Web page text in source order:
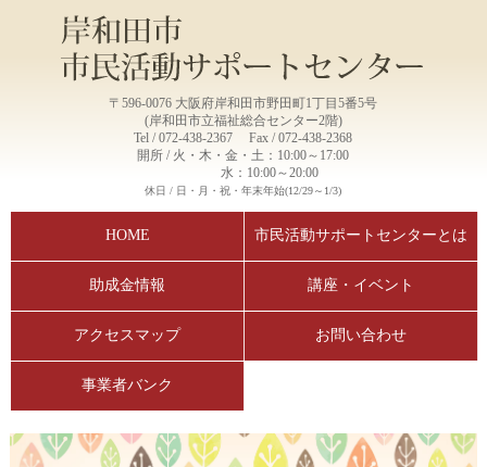
〒596-0076 大阪府岸和田市野田町1丁目5番5号
(岸和田市立福祉総合センター2階)
Tel / 072-438-2367 Fax / 072-438-2368
開所 / 火・木・金・土：10:00～17:00
水：10:00～20:00
休日 / 日・月・祝・年末年始(12/29～1/3)
HOME 市民活動サポートセンターとは
助成金情報 講座・イベント
アクセスマップ お問い合わせ
事業者バンク